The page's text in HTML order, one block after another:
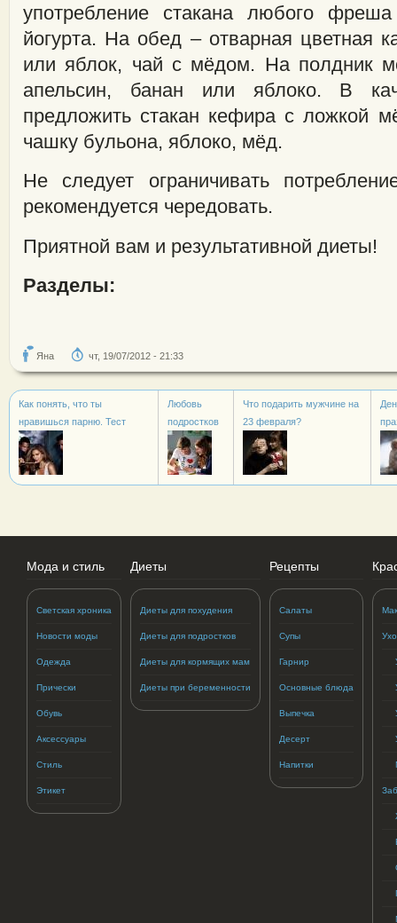
употребление стакана любого
йогурта. На обед – отварная цветная
или яблок, чай с мёдом. На полдник
апельсин, банан или яблоко. В
предложить стакан кефира с ложкой
чашку бульона, яблоко, мёд.
Не следует ограничивать
рекомендуется чередовать.
Приятной вам и результативной диеты!
Разделы:
Яна чт, 19/07/2012 - 21:33
Как понять, что ты
нравишься парню. Тест
Любовь
подростков
Что подарить мужчине на
23 февраля?
Мода и стиль
Светская хроника
Новости моды
Одежда
Прически
Обувь
Аксессуары
Стиль
Этикет
Диеты
Диеты для похудения
Диеты для подростков
Диеты для кормящих мам
Диеты при беременности
Рецепты
Салаты
Супы
Гарнир
Основные блюда
Выпечка
Десерт
Напитки